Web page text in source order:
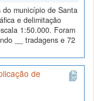
do município de Santa
e delimitação
1:50.000. Foram
__ tradagens e 72
de